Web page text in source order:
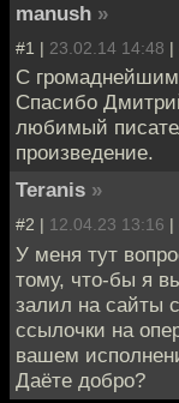
manush »
#1 | 23.02.14 14:48 |
С
Спасибо
любимый
произведение.
Teranis »
#2 | 12.04.23 13:16 |
У меня тут
тому, что-бы я
залил на сайты
ссылочки на
вашем
Даёте добро?